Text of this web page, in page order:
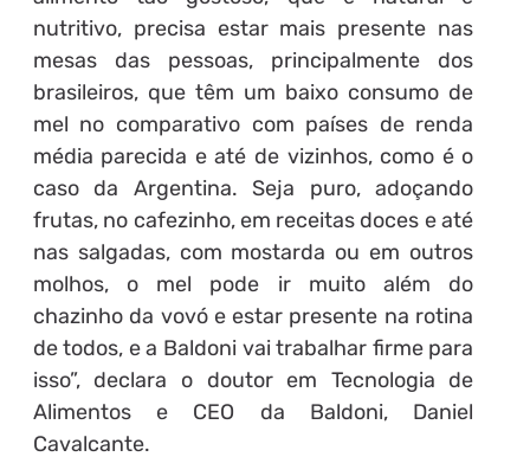
nutritivo, precisa estar mais presente nas
mesas das pessoas, principalmente dos
brasileiros, que têm um baixo consumo de
mel no comparativo com países de renda
média parecida e até de vizinhos, como é o
caso da Argentina. Seja puro, adoçando
frutas, no cafezinho, em receitas doces e até
nas salgadas, com mostarda ou em outros
molhos, o mel pode ir muito além do
chazinho da vovó e estar presente na rotina
de todos, e a Baldoni vai trabalhar firme para
isso”, declara o doutor em Tecnologia de
Alimentos e CEO da Baldoni, Daniel
Cavalcante.